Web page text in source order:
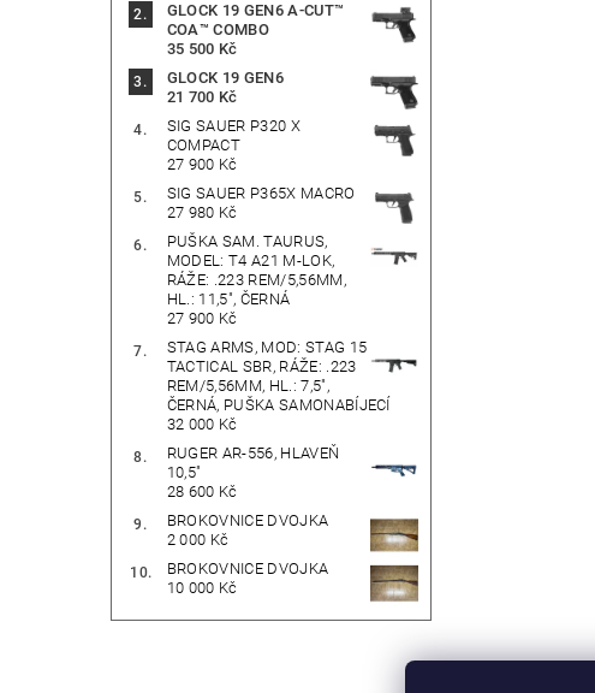
GLOCK 19 GEN6 A-CUT™
COA™ COMBO
35 500 Kč
GLOCK 19 GEN6
21 700 Kč
SIG SAUER P320 X
COMPACT
27 900 Kč
SIG SAUER P365X MACRO
27 980 Kč
PUŠKA SAM. TAURUS,
MODEL: T4 A21 M-LOK,
RÁŽE: .223 REM/5,56MM,
HL.: 11,5", ČERNÁ
27 900 Kč
STAG ARMS, MOD: STAG 15
TACTICAL SBR, RÁŽE: .223
REM/5,56MM, HL.: 7,5",
ČERNÁ, PUŠKA SAMONABÍJECÍ
32 000 Kč
RUGER AR-556, HLAVEŇ
10,5"
28 600 Kč
BROKOVNICE DVOJKA
2 000 Kč
BROKOVNICE DVOJKA
10 000 Kč